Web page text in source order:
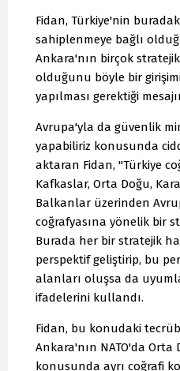
Fidan, Türkiye'nin
sahiplenmeye bağlı
Ankara'nın birçok
olduğunu böyle bir
yapılması gerektiği
Avrupa'yla da güvenlik
yapabiliriz konusunda
aktaran Fidan, "Türkiye
Kafkaslar, Orta Doğu,
Balkanlar üzerinden
coğrafyasına yönelik bir
Burada her bir stratejik
perspektif geliştirip, bu
alanları oluşsa da
ifadelerini kullandı.
Fidan, bu konudaki
Ankara'nın NATO'da Orta
konusunda ayrı coğrafi